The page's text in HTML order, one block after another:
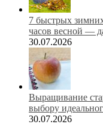
7 быстрых
часов весной —
30.07.2026
Выращивание
выбору
30.07.2026